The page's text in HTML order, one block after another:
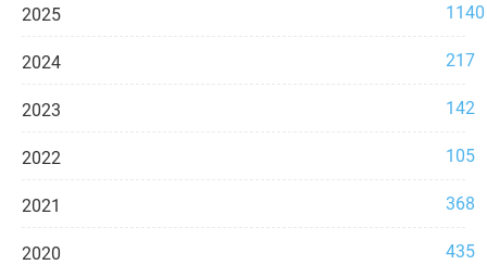
2025 1140
2024 217
2023 142
2022 105
2021 368
2020 435